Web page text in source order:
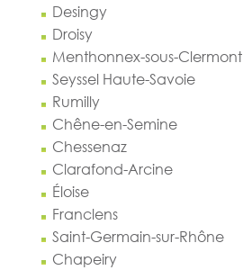
Desingy
Droisy
Menthonnex-sous-Clermont
Seyssel Haute-Savoie
Rumilly
Chêne-en-Semine
Chessenaz
Clarafond-Arcine
Éloise
Franclens
Saint-Germain-sur-Rhône
Chapeiry